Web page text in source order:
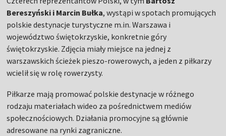
Bereszyński i Marcin Bułka, wystąpi w spotach promujących
polskie destynacje turystyczne m.in. Warszawa i
województwo świętokrzyskie, konkretnie góry
świętokrzyskie. Zdjęcia miały miejsce na jednej z
warszawskich ścieżek pieszo-rowerowych, a jeden z piłkarzy
wcielił się w rolę rowerzysty.
Piłkarze mają promować polskie destynacje w różnego
rodzaju materiałach wideo za pośrednictwem mediów
społecznościowych. Działania promocyjne są głównie
adresowane na rynki zagraniczne.